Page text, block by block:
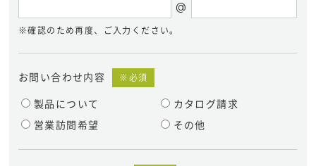
@
※確認のため再度、ご入力ください。
お問い合わせ内容 ※必須
製品について
カタログ請求
営業訪問希望
その他